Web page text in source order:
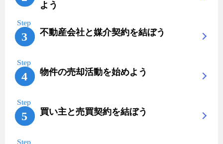
よう
不動産会社と媒介契約を結ぼう
物件の売却活動を始めよう
買い主と売買契約を結ぼう